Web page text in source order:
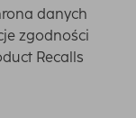
danych
zgodności
Recalls